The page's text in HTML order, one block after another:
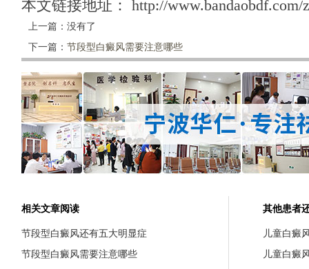
本文链接地址： http://www.bandaobdf.com/
上一篇：没有了
下一篇： 节段型白癜风需要注意哪些
相关文章阅读
节段型白癜风还有五大明显症
节段型白癜风需要注意哪些
其他患者
儿童白癜
儿童白癜